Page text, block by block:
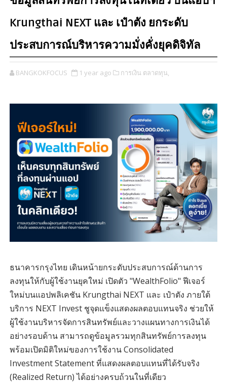
Krungthai NEXT และ เป๋าตัง ยกระดับ
ประสบการณ์บริหารความมั่งคั่งยุคดิจิทัล
BANGKOKFOCUS 1 year ago การเงิน ตลาดทุน,
ธนาคารกรุงไทย เดินหน้ายกระดับประสบการณ์ด้านการ
ลงทุนให้กับผู้ใช้งานยุคใหม่ เปิดตัว "WealthFolio" ฟีเจอร์
ใหม่บนแอปพลิเคชัน Krungthai NEXT และ เป๋าตัง ภายใต้
บริการ NEXT Invest ชูจุดแข็งแสดงผลตอบแทนจริง ช่วยให้
ผู้ใช้งานบริหารจัดการสินทรัพย์และวางแผนทางการเงินได้
อย่างรอบด้าน สามารถดูข้อมูลรวมทุกสินทรัพย์การลงทุน
พร้อมเปิดมิติใหม่ของการใช้งาน Consolidated
Investment Statement ที่แสดงผลตอบแทนที่ได้รับจริง
(Realized Return) ได้อย่างครบถ้วนในที่เดียว